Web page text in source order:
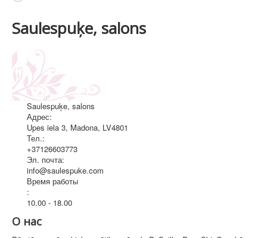
Saulespuķe, salons
Saulespuķe, salons
Адрес:
Upes iela 3, Madona, LV4801
Тел.:
+37126603773
Эл. почта:
info@saulespuke.com
Время работы
:
10.00 - 18.00
О нас